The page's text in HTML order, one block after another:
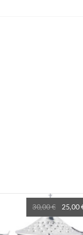
30,00€
Le
prix
initial
25,00